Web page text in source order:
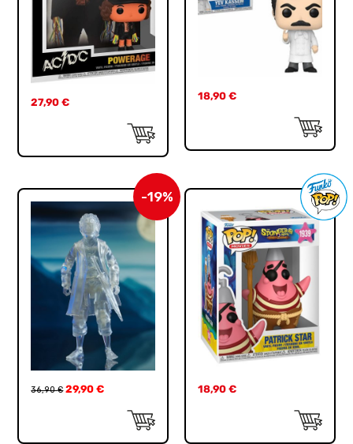
27,90€ 18,90 €
-19%
36,90€ 29,90€ 18,90 €